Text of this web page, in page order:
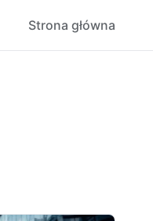
Strona główna